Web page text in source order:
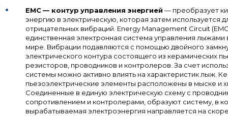
EMC — контур управления энергией — преобразует
энергию в электрическую, которая затем используется
отрицательных вибраций. Energy Management Circuit
единственная электронная система управления лыжами
мире. Вибрации подавляются с помощью двойного
электрического контура состоящего из керамических
резисторов, проводников и контролеров. За счет
системы можно активно влиять на характеристик лыж.
пьезоэлектрические элементы расположены в мыске и
Соединенные в единую электрическую схему с
сопротивлением и контролерами, образуют систему, в
вырабатываемая электроэнергия направляется на